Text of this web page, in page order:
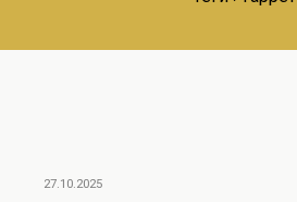
27.10.2025